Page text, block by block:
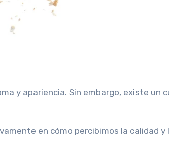
en cómo percibimos la calidad y